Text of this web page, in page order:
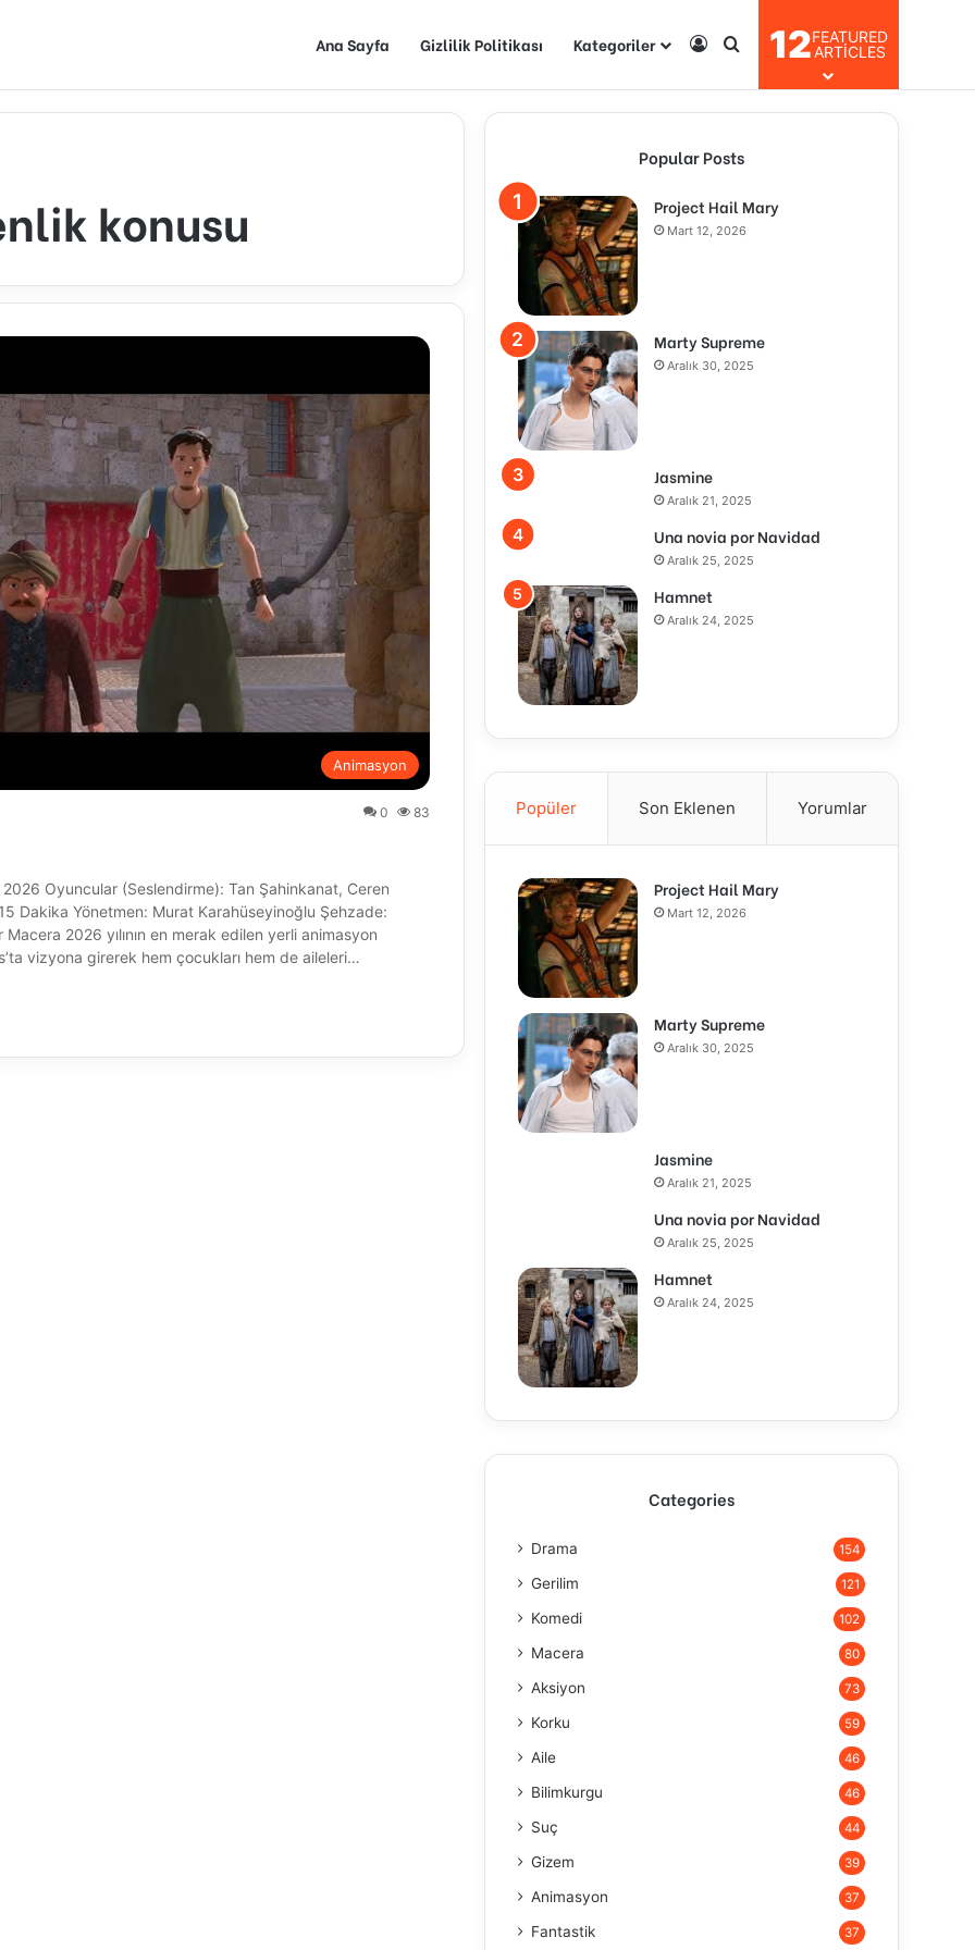
Ana Sayfa Gizlilik Politikası Kategoriler Kayıt OlArama yap ...
12FEATURED
ARTICLES
konusu
Animasyon
0 83
Oyuncular (Seslendirme): Tan Şahinkanat, Ceren
Dakika Yönetmen: Murat Karahüseyinoğlu Şehzade:
2026 yılının en merak edilen yerli animasyon
vizyona girerek hem çocukları hem de aileleri…
Popular Posts
Project Hail Mary
Mart 12, 2026
Marty Supreme
Aralık 30, 2025
Jasmine
Aralık 21, 2025
Una novia por Navidad
Aralık 25, 2025
Hamnet
Aralık 24, 2025
Popüler Son Eklenen Yorumlar
Project Hail Mary
Mart 12, 2026
Marty Supreme
Aralık 30, 2025
Jasmine
Aralık 21, 2025
Una novia por Navidad
Aralık 25, 2025
Hamnet
Aralık 24, 2025
Categories
Drama 154
Gerilim 121
Komedi 102
Macera 80
Aksiyon 73
Korku 59
Aile 46
Bilimkurgu 46
Suç 44
Gizem 39
Animasyon 37
Fantastik 37